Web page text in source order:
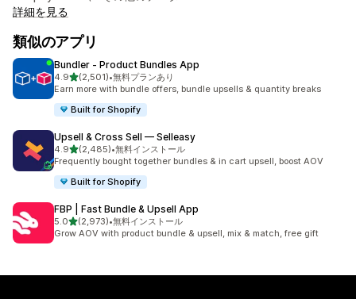
詳細を見る
類似のアプリ
Bundler ‑ Product Bundles App
4.95つ星中
(2,501)
合計レビュー数：2501件
•無料プランあり
Earn more with bundle offers, bundle upsells & quantity breaks
Built for Shopify
Upsell & Cross Sell — Selleasy
4.95つ星中
(2,485)
合計レビュー数：2485件
•無料インストール
Frequently bought together bundles & in cart upsell, boost AOV
Built for Shopify
FBP | Fast Bundle & Upsell App
5.05つ星中
(2,973)
合計レビュー数：2973件
•無料インストール
Grow AOV with product bundle & upsell, mix & match, free gift